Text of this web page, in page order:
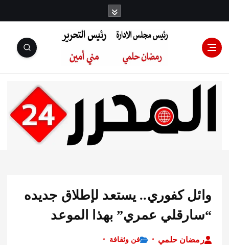
رئيس مجلس
الإدارة: رمضان
التحرير:مني أمين
كفوري.. يستعد لإطلاق جديده
عمري” بهذا الموعد
حلمي
فن وثقافة